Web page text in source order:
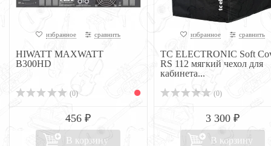
избранное сравнить
HIWATT MAXWATT
B300HD
(0)
456 ₽
В корзину
избранное сравнить
TC ELECTRONIC Soft
RS 112 мягкий чехол для
кабинета...
(0)
3 300 ₽
В корзину